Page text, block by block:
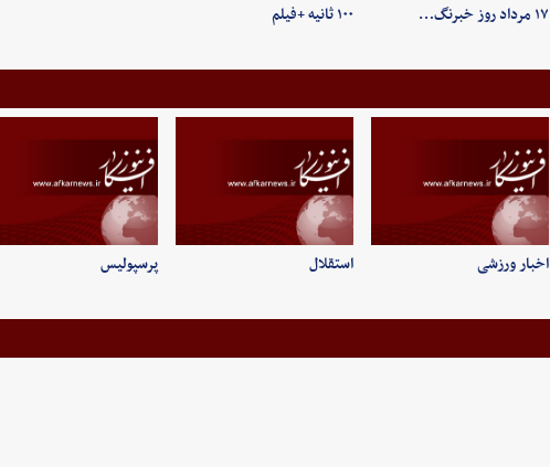
۱۷ مرداد روز خبرنگ…
۱۰۰ ثانیه +فیلم
اخبار ورزشی استقلال پرسپولیس